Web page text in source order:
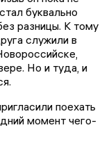
буквально
разницы. К тому
служили в
Но и туда, и
поехать
момент чего-